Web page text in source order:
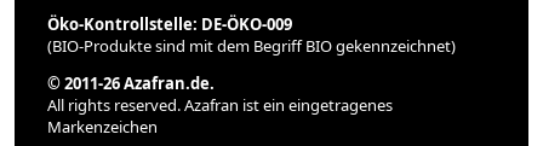
Öko-Kontrollstelle: DE-ÖKO-009
(BIO-Produkte sind mit dem Begriff BIO gekennzeichnet)
© 2011-26 Azafran.de.
All rights reserved. Azafran ist ein eingetragenes
Markenzeichen